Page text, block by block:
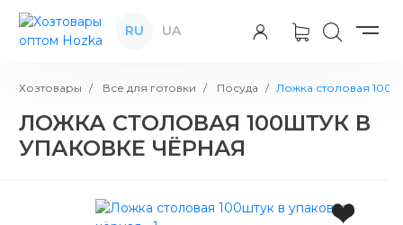
RU UA
Хозтовары Все для готовки Посуда Ложка столовая
ЛОЖКА СТОЛОВАЯ 100ШТУК В
УПАКОВКЕ ЧЁРНАЯ